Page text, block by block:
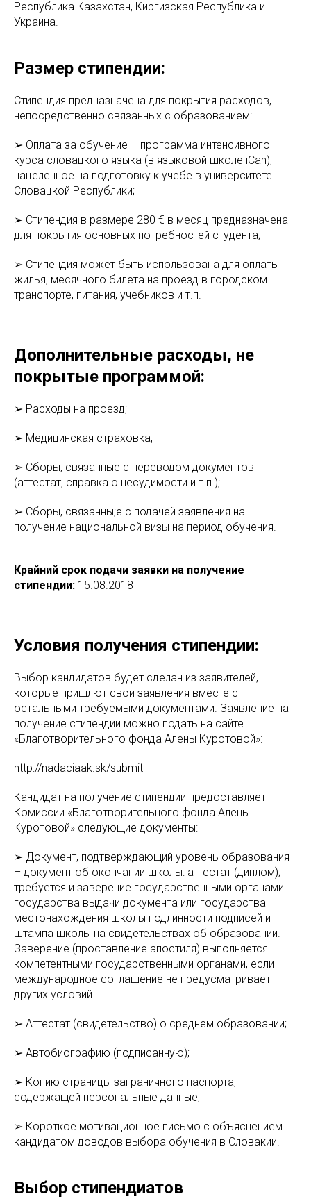
Республика Казахстан, Киргизская Республика и
Украина.
Размер стипендии:
Стипендия предназначена для покрытия расходов,
непосредственно связанных с образованием:
➢ Оплата за обучение – программа интенсивного
курса словацкого языка (в языковой школе iCan),
нацеленное на подготовку к учебе в университете
Словацкой Республики;
➢ Стипендия в размере 280 € в месяц предназначена
для покрытия основных потребностей студента;
➢ Стипендия может быть использована для оплаты
жилья, месячного билета на проезд в городском
транспорте, питания, учебников и т.п.
Дополнительные расходы, не
покрытые программой:
➢ Расходы на проезд;
➢ Медицинская страховка;
➢ Сборы, связанные с переводом документов
(аттестат, справка о несудимости и т.п.);
➢ Сборы, связанны;е с подачей заявления на
получение национальной визы на период обучения.
Крайний срок подачи заявки на получение
стипендии: 15.08.2018
Условия получения стипендии:
Выбор кандидатов будет сделан из заявителей,
которые пришлют свои заявления вместе с
остальными требуемыми документами. Заявление на
получение стипендии можно подать на сайте
«Благотворительного фонда Алены Куротовой»:
http://nadaciaak.sk/submit
Кандидат на получение стипендии предоставляет
Комиссии «Благотворительного фонда Алены
Куротовой» следующие документы:
➢ Документ, подтверждающий уровень образования
– документ об окончании школы: аттестат (диплом);
требуется и заверение государственными органами
государства выдачи документа или государства
местонахождения школы подлинности подписей и
штампа школы на свидетельствах об образовании.
Заверение (проставление апостиля) выполняется
компетентными государственными органами, если
международное соглашение не предусматривает
других условий.
➢ Аттестат (свидетельство) о среднем образовании;
➢ Автобиографию (подписанную);
➢ Копию страницы заграничного паспорта,
содержащей персональные данные;
➢ Короткое мотивационное письмо с объяснением
кандидатом доводов выбора обучения в Словакии.
Выбор стипендиатов